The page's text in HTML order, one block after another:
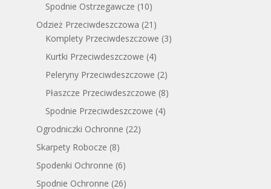
Spodnie Ostrzegawcze (10)
Odzież Przeciwdeszczowa (21)
Komplety Przeciwdeszczowe (3)
Kurtki Przeciwdeszczowe (4)
Peleryny Przeciwdeszczowe (2)
Płaszcze Przeciwdeszczowe (8)
Spodnie Przeciwdeszczowe (4)
Ogrodniczki Ochronne (22)
Skarpety Robocze (8)
Spodenki Ochronne (6)
Spodnie Ochronne (26)